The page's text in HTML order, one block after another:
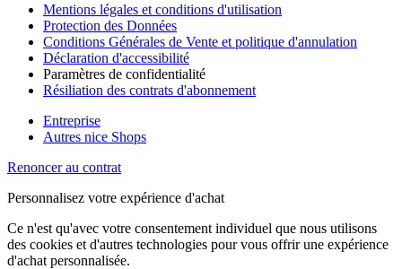
Mentions légales et conditions d'utilisation
Protection des Données
Conditions Générales de Vente et politique d'annulation
Déclaration d'accessibilité
Paramètres de confidentialité
Résiliation des contrats d'abonnement
Entreprise
Autres nice Shops
Renoncer au contrat
Personnalisez votre expérience d'achat
Ce n'est qu'avec votre consentement individuel que nous utilisons
des cookies et d'autres technologies pour vous offrir une expérience
d'achat personnalisée.